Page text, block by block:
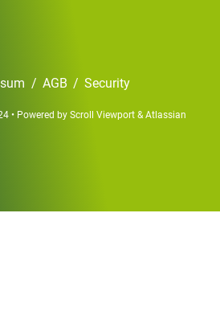
/ AGB / Security
• Powered by Scroll Viewport &Atlassian